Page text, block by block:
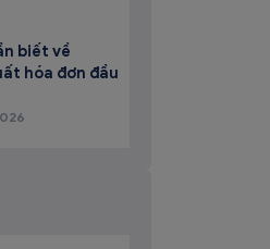
biết về
hóa đơn đầu